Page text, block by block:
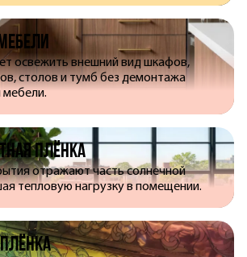
освежить внешний вид шкафов,
столов и тумб без демонтажа
мебели.
плёнка
отражают часть солнечной
тепловую нагрузку в помещении.